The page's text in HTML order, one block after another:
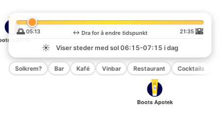
Boots Apotek
Apotek
🌅 05:13 ↔️ Dra for å endre tidspunkt 21:35 🌇
☀️
Viser steder med sol06:15-07:15 i dag
Solkrem? Bar Kafé Vinbar Restaurant Cocktails